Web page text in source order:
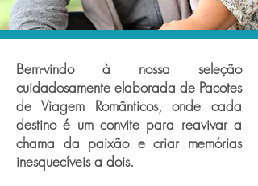
Bem-vindo à nossa seleção
cuidadosamente elaborada de Pacotes
de Viagem Românticos, onde cada
destino é um convite para reavivar a
chama da paixão e criar memórias
inesquecíveis a dois.